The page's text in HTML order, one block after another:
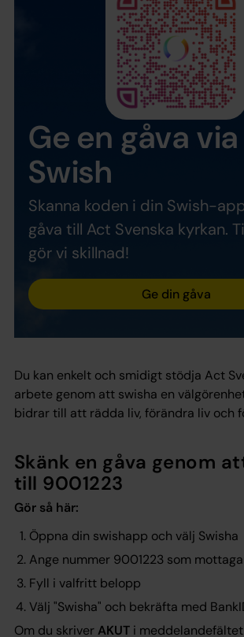
Ge en gåva via
Swish
Skanna koden i din Swish-
gåva till Act Svenska kyrkan.
gör vi skillnad!
Ge din gåva
Du kan enkelt och smidigt stödja Act
arbete genom att swisha en
bidrar till att rädda liv, förändra liv och
Skänk en gåva genom
till 9001223
Gör så här:
Öppna din swishapp och välj Swisha
Ange nummer 9001223 som
Fyll i valfritt belopp
Välj "Swisha" och bekräfta med
Om du skriverAKUT i